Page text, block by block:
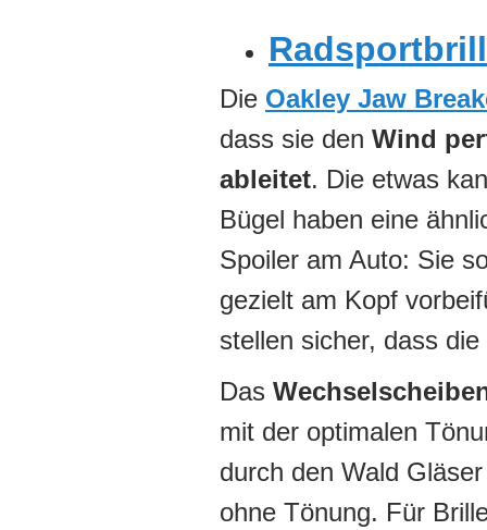
Die Oakley Jaw
dass sie den Wind
ableitet. Die etwas
Bügel haben eine
Spoiler am Auto: Sie
gezielt am Kopf
stellen sicher, dass die
Das
mit der optimalen
durch den Wald
ohne Tönung. Für